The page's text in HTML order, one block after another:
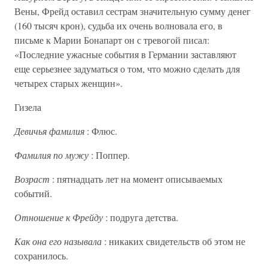
Вены, Фрейд оставил сестрам значительную сумму денег
(160 тысяч крон), судьба их очень волновала его, в
письме к Марии Бонапарт он с тревогой писал:
«Последние ужасные события в Германии заставляют
еще серьезнее задуматься о том, что можно сделать для
четырех старых женщин».
Гизела
Девичья фамилия : Флюс.
Фамилия по мужу : Поппер.
Возраст : пятнадцать лет на момент описываемых
событий.
Отношение к Фрейду : подруга детства.
Как она его называла : никаких свидетельств об этом не
сохранилось.